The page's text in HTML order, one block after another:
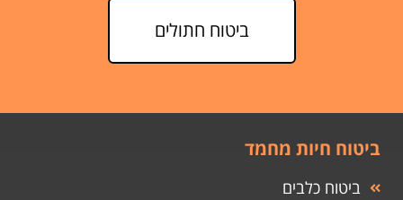
ביטוח חתולים
ביטוח חיות מחמד
ביטוח כלבים